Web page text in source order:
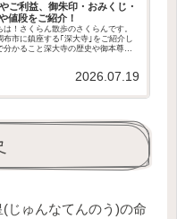
ご利益、御朱印・おみくじ・
値段をご紹介！
は！さくらん散歩のさくらんです。
布市に鎮座する｢深大寺｣をご紹介し
分かること深大寺の歴史や御本尊ど
2026.07.19
じゅんなてんのう)の命